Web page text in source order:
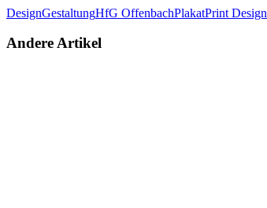
DesignGestaltungHfG OffenbachPlakatPrint Design
Andere Artikel